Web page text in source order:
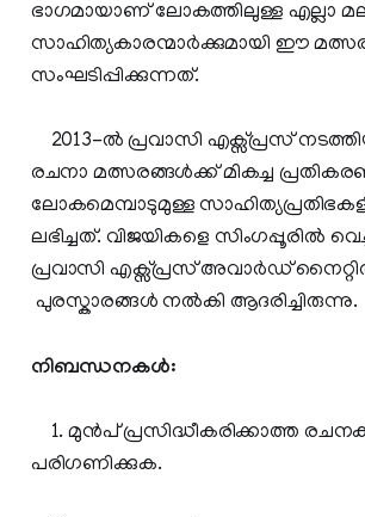
ഭാഗമായാണ് ലോകത്തിലുള്ള എല്ലാ
സാഹിത്യകാരന്മാര്‍ക്കുമായി ഈ
സംഘടിപ്പിക്കുന്നത്.
2013-ല്‍ പ്രവാസി എക്സ്പ്രസ്
രചനാ മത്സരങ്ങള്‍ക്ക് മികച്ച
ലോകമെമ്പാടുമുള്ള
ലഭിച്ചത്. വിജയികളെ സിംഗപ്പൂരില്‍
പ്രവാസി എക്സ്പ്രസ് അവാര്‍ഡ്
പുരസ്കാരങ്ങള്‍ നല്‍കി ആദരിച്ചിരുന്നു.
നിബന്ധനകള്‍:
1. മുന്‍പ് പ്രസിദ്ധീകരിക്കാത്ത
പരിഗണിക്കുക.